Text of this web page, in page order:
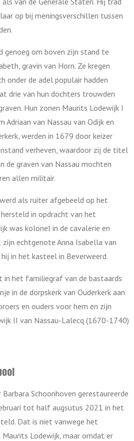
op bij meningsverschillen tussen
genoeg om boven zijn stand te
gravin van Horn. Ze kregen
onder de adel populair hadden
drie van hun dochters trouwden
Hun zonen Maurits Lodewijk I
Adriaan van Nassau van Odijk en
werden in 1679 door keizer
verheven, waardoor zij de titel
de graven van Nassau mochten
allen militair.
als ruiter afgebeeld op het
in opdracht van het
was kolonel in de cavalerie en
zijn echtgenote Anna Isabella van
in het kasteel in Beverweerd.
in het familiegraf van de bastaards
in de dorpskerk van Ouderkerk aan
en ouders voor hem en zijn
II van Nassau-Lalecq (1670-1740)
Schoonhoven gerestaureerde
tot half augsutus 2021 in het
Dat is niet vanwege het
Lodewijk, maar omdat er